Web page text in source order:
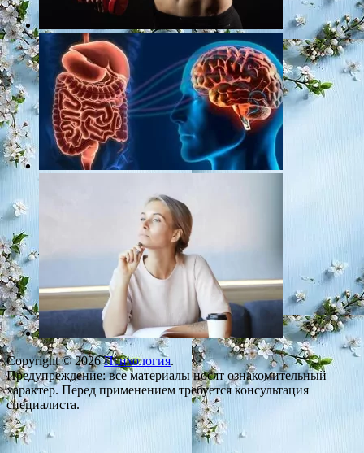
Copyright © 2026Психология.
Предупреждение: все материалы носят ознакомительный
характер. Перед применением требуется консультация
специалиста.